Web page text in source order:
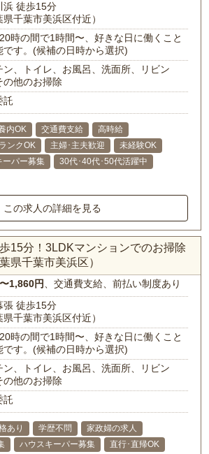
浜 徒歩15分
県千葉市美浜区付近）
時の間で1時間〜、好きな日に働くこと
です。(候補の日時から選択)
ン、トイレ、お風呂、洗面所、リビン
の他のお掃除
託
内OK 交通費支給
高時給
ンクOK 主婦･主夫歓迎
未経験OK
ーパー募集
30代･40代･50代活躍中
この求人の詳細を見る
15分！3LDKマンションでのお掃除
県千葉市美浜区）
1,860円 、交通費支給、前払い制度あり
張 徒歩15分
県千葉市美浜区付近）
時の間で1時間〜、好きな日に働くこと
です。(候補の日時から選択)
ン、トイレ、お風呂、洗面所、リビン
の他のお掃除
託
あり 学歴不問
家政婦の求人
ハウスキーパー募集 直行･直帰OK